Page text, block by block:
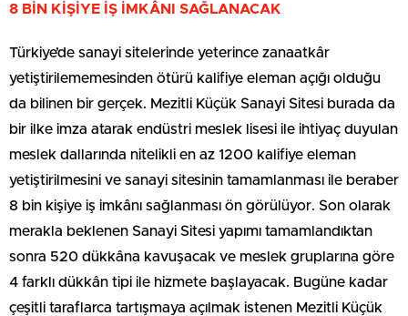
8 BİN KİŞİYE İŞ İMKÂNI SAĞLANACAK
Türkiye’de sanayi sitelerinde yeterince zanaatkâr
yetiştirilememesinden ötürü kalifiye eleman açığı olduğu
da bilinen bir gerçek. Mezitli Küçük Sanayi Sitesi burada da
bir ilke imza atarak endüstri meslek lisesi ile ihtiyaç duyulan
meslek dallarında nitelikli en az 1200 kalifiye eleman
yetiştirilmesini ve sanayi sitesinin tamamlanması ile beraber
8 bin kişiye iş imkânı sağlanması ön görülüyor. Son olarak
merakla beklenen Sanayi Sitesi yapımı tamamlandıktan
sonra 520 dükkâna kavuşacak ve meslek gruplarına göre
4 farklı dükkân tipi ile hizmete başlayacak. Bugüne kadar
çeşitli taraflarca tartışmaya açılmak istenen Mezitli Küçük